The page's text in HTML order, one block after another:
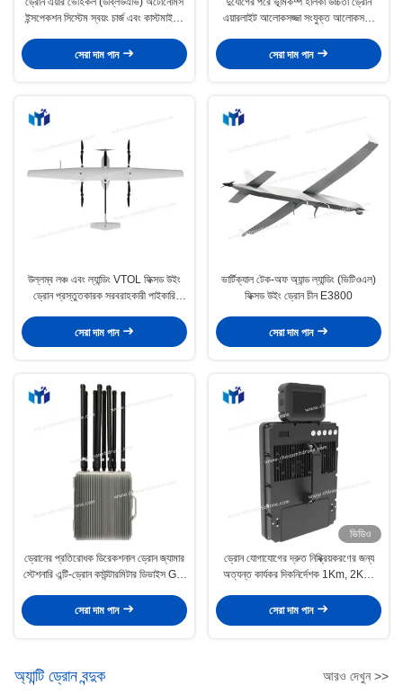
ইন্সপেকশন সিস্টেম স্বয়ং চার্জ এবং কাস্টমাইজড
সেরা দাম পান
এয়ারলাইট আলোকসজ্জা সংযুক্ত আলোকসজ্জা
সেরা দাম পান
উল্লম্ব লঞ্চ এবং ল্যান্ডিং VTOL ফিক্সড উইং
ড্রোন প্রস্তুতকারক সরবরাহকারী পাইকারি
সেরা দাম পান
ভার্টিক্যাল টেক-অফ অ্যান্ড ল্যান্ডিং (ভিটিওএল)
ফিক্সড উইং ড্রোন চীন E3800
সেরা দাম পান
ড্রোনের প্রতিরোধক ডিরেকশনাল ড্রোন জ্যামার
স্টেশনারি এন্টি-ড্রোন কাউন্টারমিটার ডিভাইস G4-
সেরা দাম পান
ভিডিও
ড্রোন যোগাযোগের দ্রুত নিষ্ক্রিয়করণের জন্য
অত্যন্ত কার্যকর দিকনির্দেশক 1Km, 2Km,
সেরা দাম পান
অ্যান্টি ড্রোন বন্দুক আরও দেখুন >>